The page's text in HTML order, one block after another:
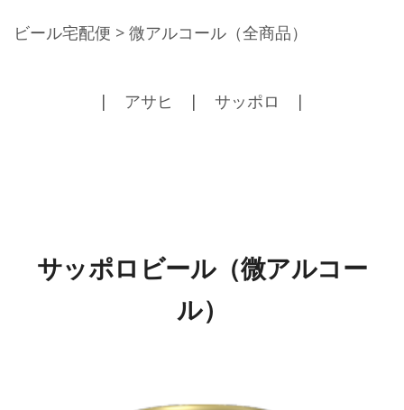
ビール宅配便 > 微アルコール（全商品）
| アサヒ | サッポロ |
サッポロビール（微アルコー
ル）